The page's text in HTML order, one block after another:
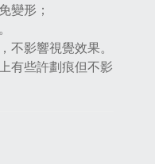
變形；
不影響視覺效果。
有些許劃痕但不影